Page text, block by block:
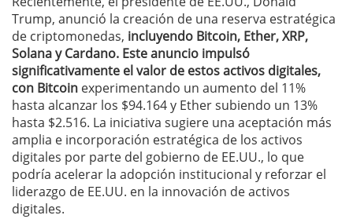
Trump, anunció la creación de una reserva estratégica
de criptomonedas, incluyendo Bitcoin, Ether, XRP,
Solana y Cardano. Este anuncio impulsó
significativamente el valor de estos activos digitales,
con Bitcoin experimentando un aumento del 11%
hasta alcanzar los $94.164 y Ether subiendo un 13%
hasta $2.516. La iniciativa sugiere una aceptación más
amplia e incorporación estratégica de los activos
digitales por parte del gobierno de EE.UU., lo que
podría acelerar la adopción institucional y reforzar el
liderazgo de EE.UU. en la innovación de activos
digitales.